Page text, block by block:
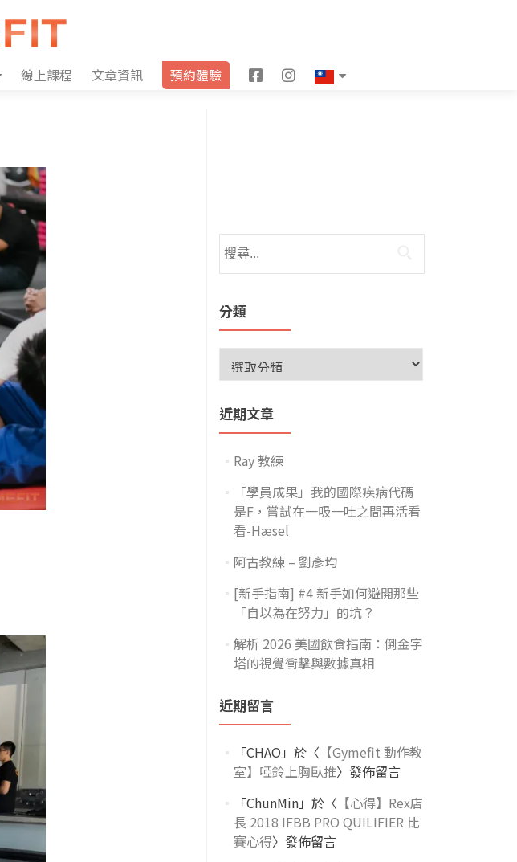
線上課程 文章資訊 預約體驗
F
k
I
a
分類
近期文章
Ray 教練
「學員成果」我的國際疾病代碼
是F，嘗試在一吸一吐之間再活看
看-Hæsel
阿古教練 – 劉彥均
[新手指南] #4 新手如何避開那些
「自以為在努力」的坑？
解析 2026 美國飲食指南：倒金字
塔的視覺衝擊與數據真相
近期留言
「CHAO 」於〈 【Gymefit 動作教
室】啞鈴上胸臥推〉發佈留言
「ChunMin」於〈 【心得】Rex店
長 2018 IFBB PRO QUILIFIER 比
賽心得〉發佈留言